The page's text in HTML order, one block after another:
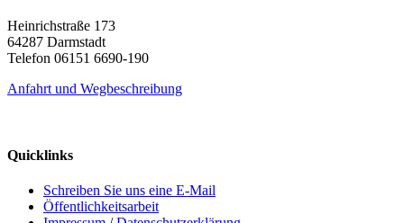
Heinrichstraße 173
64287 Darmstadt
Telefon 06151 6690-190
Anfahrt und Wegbeschreibung
Quicklinks
Schreiben Sie uns eine E-Mail
Öffentlichkeitsarbeit